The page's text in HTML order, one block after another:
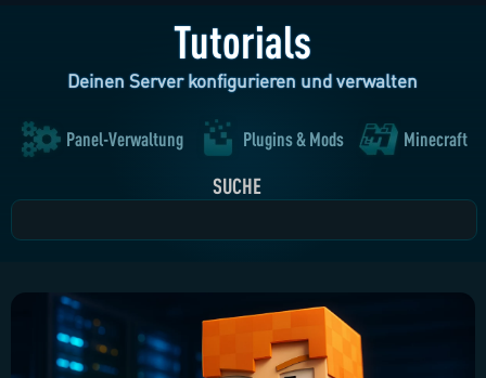
Tutorials
Deinen Server konfigurieren und verwalten
Panel-Verwaltung Plugins & Mods Minecraft
SUCHE